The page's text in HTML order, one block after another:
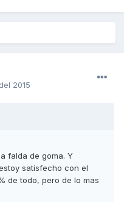
2015
falda de goma. Y
satisfecho con el
de todo, pero de lo mas